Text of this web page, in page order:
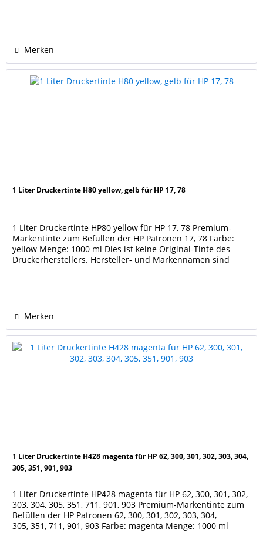
Merken
1 Liter Druckertinte H80 yellow, gelb für HP 17, 78
1 Liter Druckertinte HP80 yellow für HP 17, 78 Premium-
Markentinte zum Befüllen der HP Patronen 17, 78 Farbe:
yellow Menge: 1000 ml Dies ist keine Original-Tinte des
Druckerherstellers. Hersteller- und Markennamen sind
Merken
1 Liter Druckertinte H428 magenta für HP 62, 300, 301, 302, 303, 304,
305, 351, 901, 903
1 Liter Druckertinte HP428 magenta für HP 62, 300, 301, 302,
303, 304, 305, 351, 711, 901, 903 Premium-Markentinte zum
Befüllen der HP Patronen 62, 300, 301, 302, 303, 304,
305, 351, 711, 901, 903 Farbe: magenta Menge: 1000 ml